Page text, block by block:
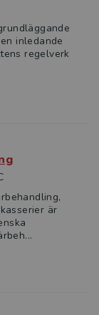
inledande
regelverk
är